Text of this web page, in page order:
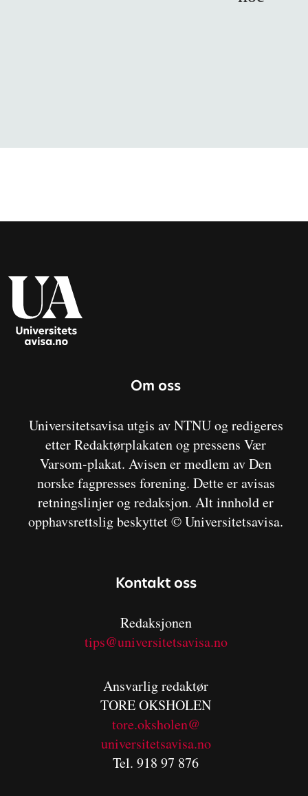
Om oss
Universitetsavisa utgis av NTNU og redigeres
etter Redaktørplakaten og pressens Vær
Varsom-plakat. Avisen er medlem av Den
norske fagpresses forening. Dette er avisas
retningslinjer og redaksjon. Alt innhold er
opphavsrettslig beskyttet © Universitetsavisa.
Kontakt oss
Redaksjonen
tips@universitetsavisa.no
Ansvarlig redaktør
TORE OKSHOLEN
tore.oksholen@
universitetsavisa.no
Tel. 918 97 876